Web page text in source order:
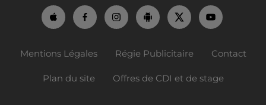
Mentions Légales Régie Publicitaire Contact
Plan du site Offres de CDI et de stage